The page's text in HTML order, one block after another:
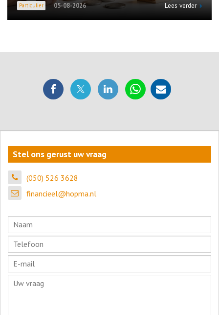
Particulier 05-08-2026 Lees verder
Stel ons gerust uw vraag
(050) 526 3628
financieel@hopma.nl